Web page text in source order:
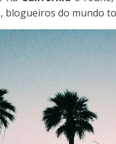
blogueiros do mundo